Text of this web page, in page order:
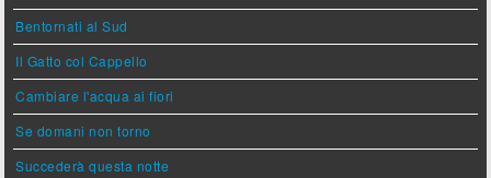
Bentornati al Sud
Il Gatto col Cappello
Cambiare l'acqua ai fiori
Se domani non torno
Succederà questa notte